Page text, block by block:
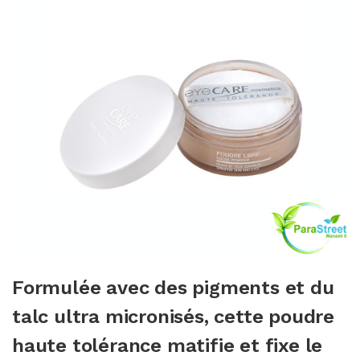
naturel)
médical)
Formulée avec des pigments et du
talc ultra micronisés, cette poudre
haute tolérance matifie et fixe le